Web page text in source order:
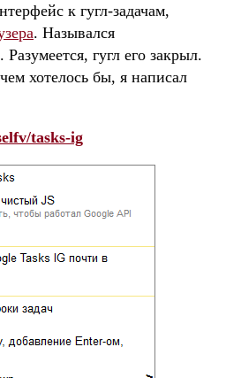
к гугл-задачам,
. Назывался
. Разумеется, гугл его закрыл.
хотелось бы, я написал
tasks-ig